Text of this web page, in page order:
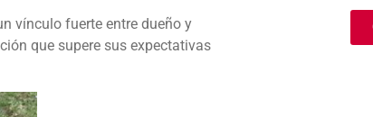
vínculo fuerte entre dueño y
que supere sus expectativas